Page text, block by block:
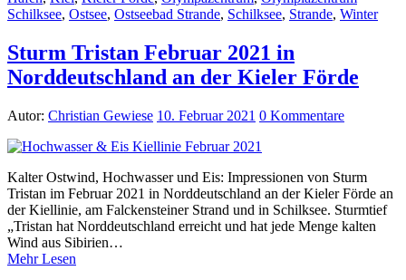
Schilksee, Ostsee, Ostseebad Strande, Schilksee, Strande, Winter
Sturm Tristan Februar 2021 in
Norddeutschland an der Kieler Förde
Autor: Christian Gewiese 10. Februar 2021 0 Kommentare
Kalter Ostwind, Hochwasser und Eis: Impressionen von Sturm
Tristan im Februar 2021 in Norddeutschland an der Kieler Förde an
der Kiellinie, am Falckensteiner Strand und in Schilksee. Sturmtief
„Tristan hat Norddeutschland erreicht und hat jede Menge kalten
Wind aus Sibirien…
Mehr Lesen